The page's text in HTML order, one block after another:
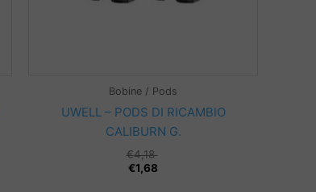
Bobine / Pods
UWELL – PODS DI RICAMBIO
CALIBURN G.
€4,18
€1,68